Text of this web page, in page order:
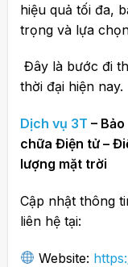
hiệu quả tối đa,
trọng và lựa
Đây là bước đi
thời đại hiện nay.
Dịch vụ 3T –
chữa Điện tử –
lượng mặt trời
Cập nhật thông
liên hệ tại:
Website: